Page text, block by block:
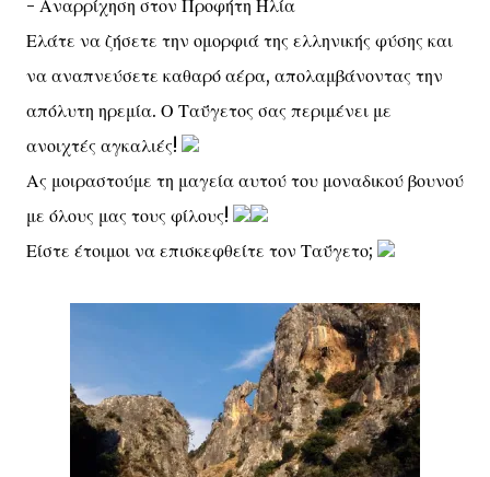
- Αναρρίχηση στον Προφήτη Ηλία
Ελάτε να ζήσετε την ομορφιά της ελληνικής φύσης και
να αναπνεύσετε καθαρό αέρα, απολαμβάνοντας την
απόλυτη ηρεμία. Ο Ταΰγετος σας περιμένει με
ανοιχτές αγκαλιές!
Ας μοιραστούμε τη μαγεία αυτού του μοναδικού βουνού
με όλους μας τους φίλους!
Είστε έτοιμοι να επισκεφθείτε τον Ταΰγετο;